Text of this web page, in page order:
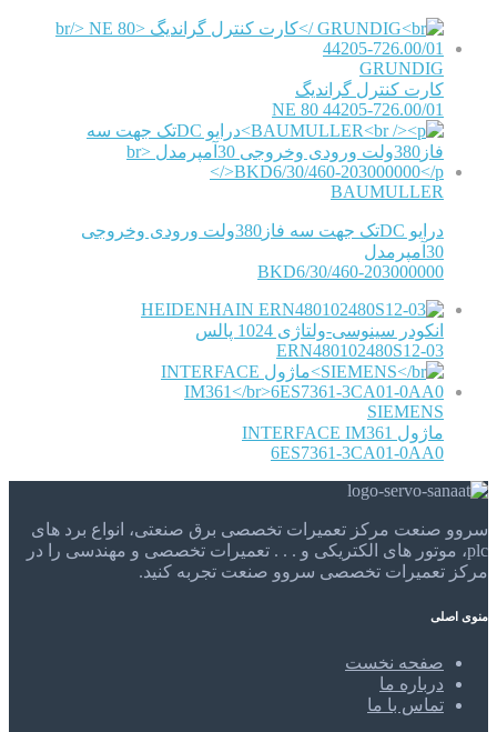
GRUNDIG
کارت کنترل گراندیگ
NE 80 44205-726.00/01
BAUMULLER
درایو DCتک جهت سه فاز380ولت ورودی وخروجی
30آمپرمدل
BKD6/30/460-203000000
HEIDENHAIN
انکودر سینوسی-ولتاژی 1024 پالس
ERN480102480S12-03
SIEMENS
ماژول INTERFACE IM361
6ES7361-3CA01-0AA0
سروو صنعت مرکز تعمیرات تخصصی برق صنعتی، انواع برد های
plc، موتور های الکتریکی و . . . تعمیرات تخصصی و مهندسی را در
مرکز تعمیرات تخصصی سروو صنعت تجربه کنید.
منوی اصلی
صفحه نخست
درباره ما
تماس با ما